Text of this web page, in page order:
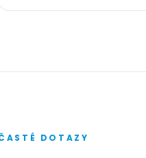
DOTAZY